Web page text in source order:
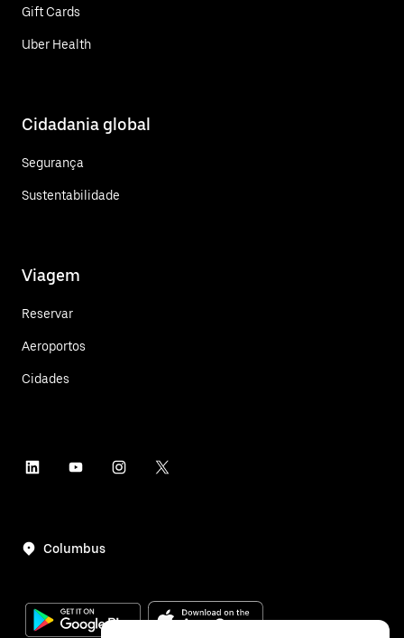
Gift Cards
Uber Health
Cidadania global
Segurança
Sustentabilidade
Viagem
Reservar
Aeroportos
Cidades
Columbus